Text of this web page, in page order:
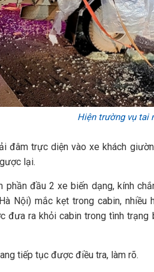
Hiện trường vụ tai
đâm trực diện vào xe khách
lại.
phần đầu 2 xe biến dạng, kính
Nội) mắc kẹt trong cabin,
đưa ra khỏi cabin trong tình
tiếp tục được điều tra, làm rõ.